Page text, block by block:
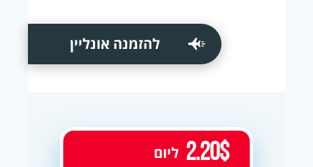
להזמנה אונליין
2.20$ ליום